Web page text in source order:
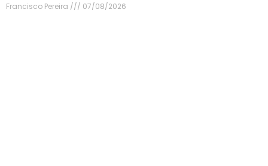
Francisco Pereira
07/08/2026